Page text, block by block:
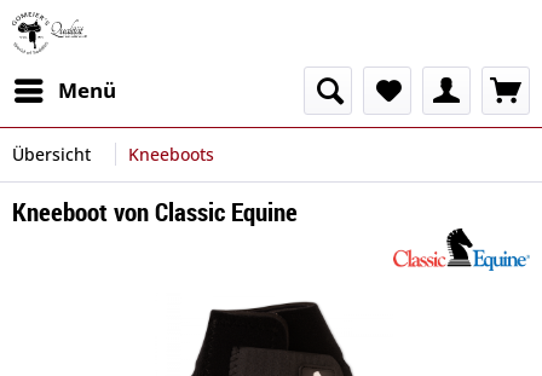
Menü
Übersicht Kneeboots
Kneeboot von Classic Equine